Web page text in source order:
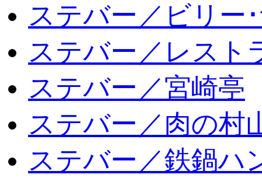
ステバー／ビリー
ステバー／レスト
ステバー／宮崎亭
ステバー／肉の村
ステバー／鉄鍋ハ